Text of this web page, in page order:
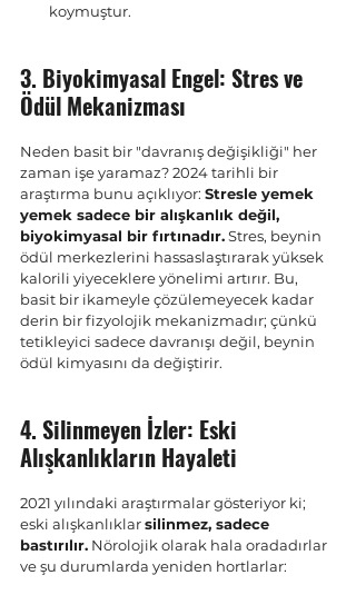
koymuştur.
3. Biyokimyasal Engel: Stres ve
Ödül Mekanizması
Neden basit bir "davranış değişikliği" her
zaman işe yaramaz? 2024 tarihli bir
araştırma bunu açıklıyor: Stresle yemek
yemek sadece bir alışkanlık değil,
biyokimyasal bir fırtınadır. Stres, beynin
ödül merkezlerini hassaslaştırarak yüksek
kalorili yiyeceklere yönelimi artırır. Bu,
basit bir ikameyle çözülemeyecek kadar
derin bir fizyolojik mekanizmadır; çünkü
tetikleyici sadece davranışı değil, beynin
ödül kimyasını da değiştirir.
4. Silinmeyen İzler: Eski
Alışkanlıkların Hayaleti
2021 yılındaki araştırmalar gösteriyor ki;
eski alışkanlıklar silinmez, sadece
bastırılır. Nörolojik olarak hala oradadırlar
ve şu durumlarda yeniden hortlarlar: